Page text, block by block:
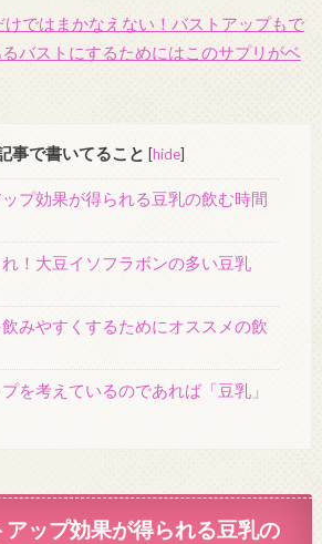
ではまかなえない！バストアップもで
バストにするためにはこのサプリがベ
事で書いてること [hide]
プ効果が得られる豆乳の飲む時間
！大豆イソフラボンの多い豆乳
飲みやすくするためにオススメの飲
を考えているのであれば「豆乳」
アップ効果が得られる豆乳の